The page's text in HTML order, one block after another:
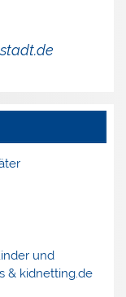
und
& kidnetting.de